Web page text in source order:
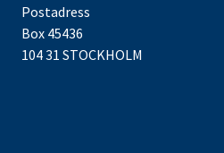
Postadress
Box 45436
104 31 STOCKHOLM